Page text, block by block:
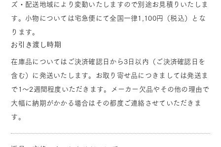
ズ・配送地域により変動いたしますので別途お見積りいたしま
す。小物については宅急便にて全国一律1,100円（税込）とな
ります。
お引き渡し時期
在庫品についてはご決済確認日から3日以内（ご決済確認日を
含む）に発送いたします。お取り寄せ品につきましては発送ま
で1～2週間程度いただきます。メーカー欠品やその他の理由で
大幅に納期がかかる場合はその都度ご連絡させていただきま
す。